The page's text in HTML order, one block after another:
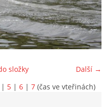
Další →
složky
| 5 | 6 | 7 (čas ve vteřinách)